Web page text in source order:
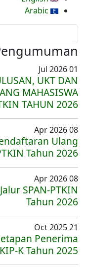
01 Jul 2026
UKT DAN
MAHASISWA
TAHUN 2026
08 Apr 2026
Ulang
Tahun 2026
08 Apr 2026
SPAN-PTKIN
Tahun 2026
21 Oct 2025
Penerima
K Tahun 2025